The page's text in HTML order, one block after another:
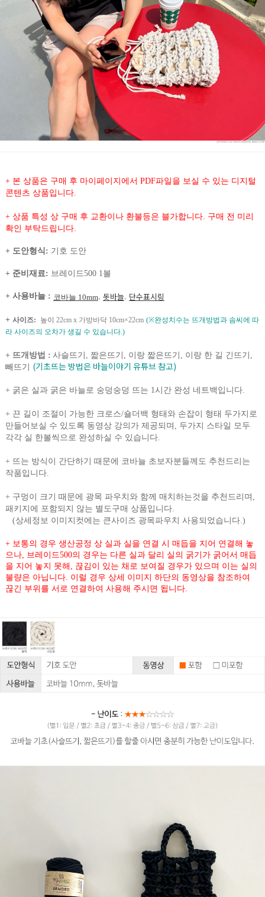
+ 본 상품은 구매 후 마이페이지에서 PDF파일을 보실 수 있는 디지털
콘텐츠 상품입니다.
+ 상품 특성 상 구매 후 교환이나 환불등은 블가합니다. 구매 전 미리
확인 부탁드립니다.
+ 도안형식: 기호 도안
+ 준비재료: 브레이드500 1볼
+ 사용바늘 : 코바늘 10mm, 돗바늘, 단수표시링
+ 사이즈: 높이 22cm x 가방바닥 10cm×22cm (※완성치수는 뜨개방법과 솜씨에 따
라 사이즈의 오차가 생길 수 있습니다.)
+ 뜨개방법 : 사슬뜨기, 짧은뜨기, 이랑 짧은뜨기, 이랑 한 길 긴뜨기,
빼뜨기 (기초뜨는 방법은 바늘이야기 유튜브 참고)
+ 굵은 실과 굵은 바늘로 숭덩숭덩 뜨는 1시간 완성 네트백입니다.
+ 끈 길이 조절이 가능한 크로스/숄더백 형태와 손잡이 형태 두가지로
만들어보실 수 있도록 동영상 강의가 제공되며, 두가지 스타일 모두
각각 실 한볼씩으로 완성하실 수 있습니다.
+ 뜨는 방식이 간단하기 때문에 코바늘 초보자분들께도 추천드리는
작품입니다.
+ 구멍이 크기 때문에 광목 파우치와 함께 매치하는것을 추천드리며,
패키지에 포함되지 않는 별도구매 상품입니다.
(상세정보 이미지컷에는 큰사이즈 광목파우치 사용되었습니다.)
+ 보통의 경우 생산공정 상 실과 실을 연결 시 매듭을 지어 연결해 놓
으나, 브레이드500의 경우는 다른 실과 달리 실의 굵기가 굵어서 매듭
을 지어 놓지 못해, 끊김이 있는 채로 보여질 경우가 있으며 이는 실의
불량은 아닙니다. 이럴 경우 상세 이미지 하단의 동영상을 참조하여
끊긴 부위를 서로 연결하여 사용해 주시면 됩니다.